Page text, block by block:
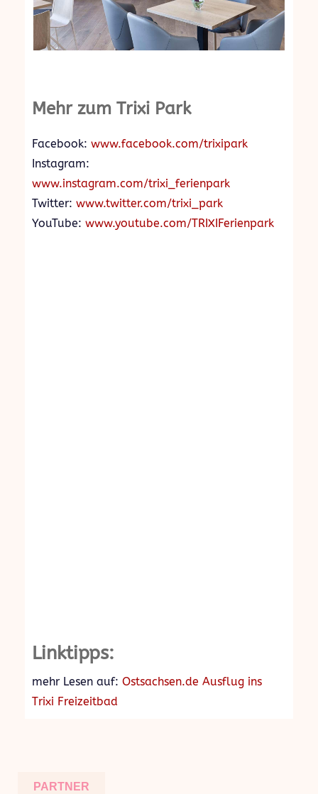
Mehr zum Trixi Park
Face­book: www.facebook.com/trixipark‎
Instagram:
www.instagram.com/trixi_ferienpark
Twit­ter: www.twitter.com/trixi_park
YouTube: www.youtube.com/TRIXIFerienpark
Linktipps:
mehr Lesen auf: Ostsachsen.de Ausflug ins
Trixi Freizeitbad
PARTNER